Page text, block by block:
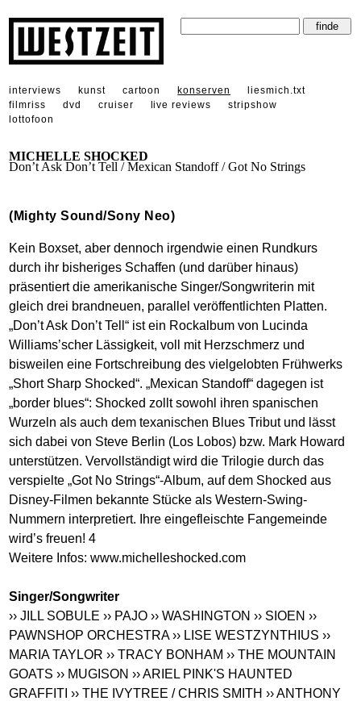
interviews kunst cartoon konserven
liesmich.txt
filmriss
dvd cruiser live reviews
stripshow
lottofoon
MICHELLE SHOCKED
Don’t Ask Don’t Tell / Mexican Standoff / Got No Strings
(Mighty Sound/Sony Neo)
Kein Boxset, aber dennoch irgendwie einen Rundkurs
durch ihr bisheriges Schaffen (und darüber hinaus)
präsentiert die amerikanische Singer/Songwriterin mit
gleich drei brandneuen, parallel veröffentlichten Platten.
„Don’t Ask Don’t Tell“ ist ein Rockalbum von Lucinda
Williams’scher Lässigkeit, voll mit Herzschmerz und
bisweilen eine Fortschreibung des vielgelobten Frühwerks
„Short Sharp Shocked“. „Mexican Standoff“ dagegen ist
„border blues“: Shocked zollt sowohl ihren spanischen
Wurzeln als auch dem texanischen Blues Tribut und lässt
sich dabei von Steve Berlin (Los Lobos) bzw. Mark Howard
unterstützen. Vervollständigt wird die Trilogie durch das
verspielte „Got No Strings“-Album, auf dem Shocked aus
Disney-Filmen bekannte Stücke als Western-Swing-
Nummern interpretiert. Ihre eingefleischte Fangemeinde
wird’s freuen! 4
Weitere Infos:www.michelleshocked.com
Singer/Songwriter
›› JILL SOBULE ›› PAJO ›› WASHINGTON ›› SIOEN ››
PAWNSHOP ORCHESTRA ›› LISE WESTZYNTHIUS ››
MARIA TAYLOR ›› TRACY BONHAM ›› THE MOUNTAIN
GOATS ›› MUGISON ›› ARIEL PINK'S HAUNTED
GRAFFITI ›› THE IVYTREE / CHRIS SMITH ›› ANTHONY